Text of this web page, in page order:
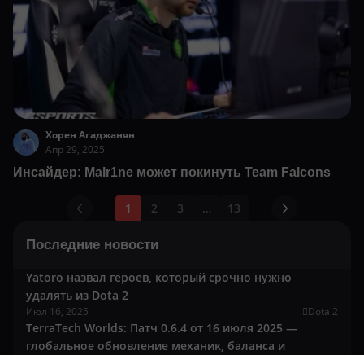
Хорен Агаджанян
Апр 29, 2025
Инсайдер: Malr1ne может покинуть Team Falcons
1 2 3 … 13
Последние новости
Yatoro назвал героев, который срочно нужно
удалять из Dota 2
Июл 16, 2025 Dota 2
TerraTech Worlds: Патч 0.6.4 от 16 июля 2025 —
глобальное обновление механик, баланса и